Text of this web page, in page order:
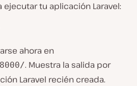
ejecutar tu aplicación Laravel:
ahora en
. Muestra la salida por
Laravel recién creada.